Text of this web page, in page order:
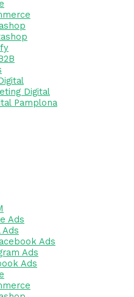
Digital
Pamplona
Ads
Ads
Ads
Ads
Ads